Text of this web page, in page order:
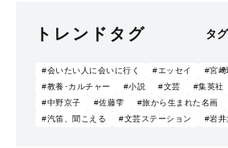
トレンドタグ タ
#会いたい人に会いに行く #エッセイ
#宮﨑
#教養･カルチャー
#小説 #文芸 #集英社
#中野京子
#佐藤雫 #旅から生まれた名画
#汽笛、聞こえる
#文芸ステーション #岩井